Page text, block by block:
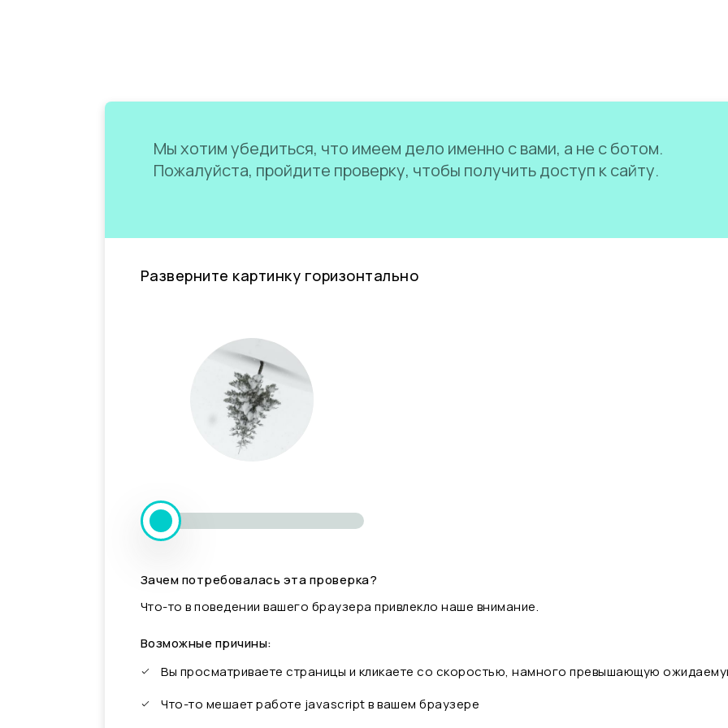
Мы хотим убедиться, что имеем дело именно с вами, а не с ботом.
Пожалуйста, пройдите проверку, чтобы получить доступ к сайту.
Разверните картинку горизонтально
Зачем потребовалась эта проверка?
Что-то в поведении вашего браузера привлекло наше внимание.
Возможные причины:
Вы просматриваете страницы и кликаете со скоростью, намного превышающую
Что-то мешает работе javascript в вашем браузере